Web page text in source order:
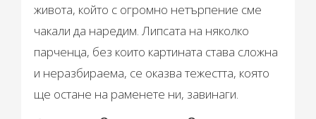
живота, който с огромно нетърпение сме
чакали да наредим. Липсата на няколко
парченца, без които картината става сложна
и неразбираема, се оказва тежестта, която
ще остане на раменете ни, завинаги.